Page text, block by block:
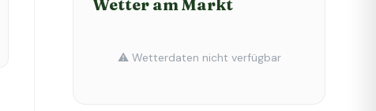
Wetter am Markt
⚠️ Wetterdaten nicht verfügbar